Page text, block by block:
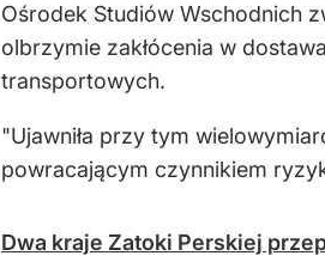
Ośrodek Studiów Wschodnich
olbrzymie zakłócenia w
transportowych.
"Ujawniła przy tym
powracającym czynnikiem
Dwa kraje Zatoki Perskiej